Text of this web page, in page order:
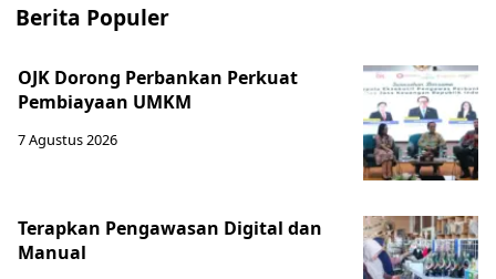
Berita Populer
OJK Dorong Perbankan Perkuat
Pembiayaan UMKM
7 Agustus 2026
Terapkan Pengawasan Digital dan
Manual